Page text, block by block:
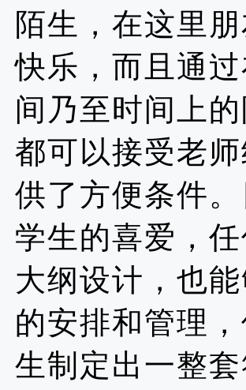
陌生，在这里
快乐，而且通
间乃至时间上
都可以接受老
供了方便条件
学生的喜爱，
大纲设计，也
的安排和管理
生制定出一整